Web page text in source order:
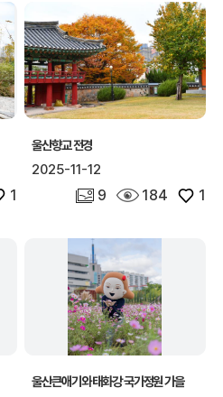
1
울산향교 전경
2025-11-12
사진 개수 9 조회수 184좋아요 1
울산큰애기와 태화강 국가정원 가을